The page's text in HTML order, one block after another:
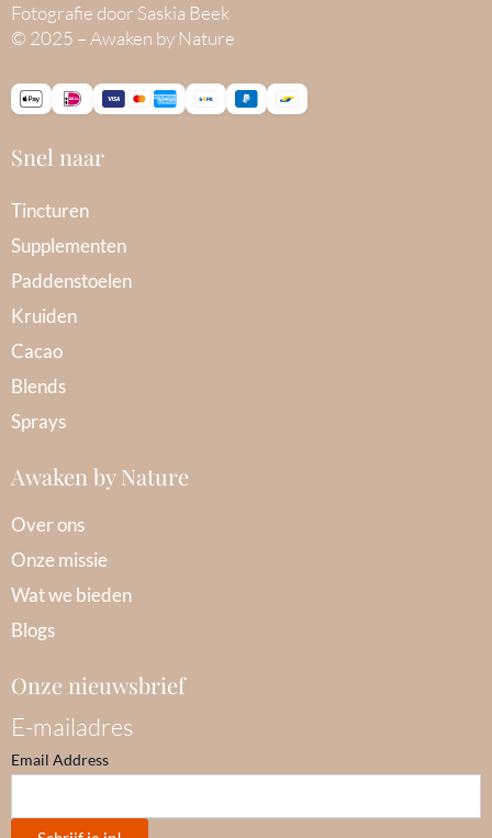
Fotografie door Saskia Beek
© 2025 – Awaken by Nature
Snel naar
Tincturen
Supplementen
Paddenstoelen
Kruiden
Cacao
Blends
Sprays
Awaken by Nature
Over ons
Onze missie
Wat we bieden
Blogs
Onze nieuwsbrief
E-mailadres
Email Address